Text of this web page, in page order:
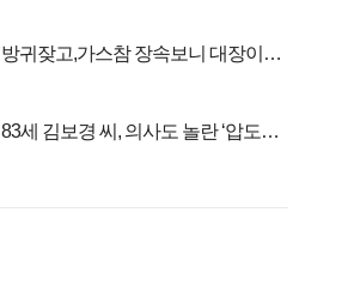
방귀잦고,가스참 장속보니 대장이아
83세 김보경 씨, 의사도 놀란 ‘압도적